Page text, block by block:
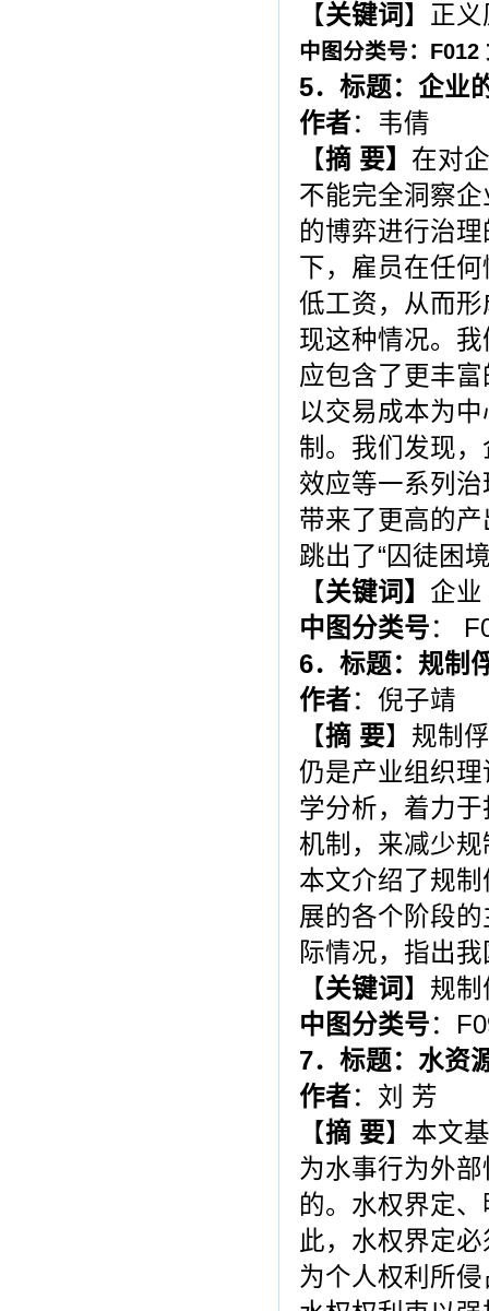
【关键词 】正
中图分类号：F012
5．标题：企业
作者：韦倩
【摘 要】 在对
不能完全洞察
的博弈进行治
下，雇员在任
低工资，从而形
现这种情况。
应包含了更丰
以交易成本为
制。我们发现
效应等一系列
带来了更高的
跳出了“囚徒困
【关键词 】 企
中图分类号：
6．标题：规制
作者：倪子靖
【摘 要】规制
仍是产业组织
学分析，着力
机制，来减少
本文介绍了规
展的各个阶段
际情况，指出
【关键词 】规
中图分类号：
7．标题：水资
作者：刘 芳
【摘 要】本文
为水事行为外
的。水权界定
此，水权界定
为个人权利所